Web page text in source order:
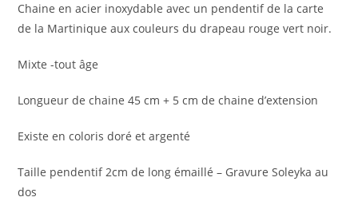
€ 18,00
Chaine en acier inoxydable avec un pendentif de la carte
de la Martinique aux couleurs du drapeau rouge vert noir.
Mixte -tout âge
Longueur de chaine 45 cm + 5 cm de chaine d’extension
Existe en coloris doré et argenté
Taille pendentif 2cm de long émaillé – Gravure Soleyka au
dos